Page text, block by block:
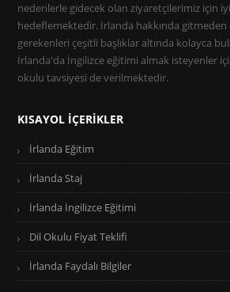
nedenlerle gidecek olan ziyaretçilerimiz için
hedeflemektedir. İrlanda hakkında
gerekenleri çeşitli başlıklar altında kolayca
İrlanda'da İngilizce eğitimi almak isteyenler
okulu tavsiyesi de verilmektedir.
KISAYOL İÇERIKLER
İrlanda Eğitim
İrlanda Staj
İrlanda İngilizce Eğitimi
Dil Okulu Fiyat Teklifi
İrlanda Faydalı Bilgiler